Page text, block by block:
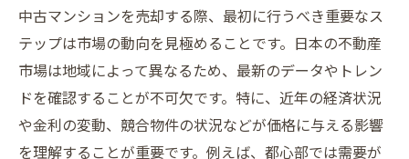
愛着のある住まいを高値で売却するための秘訣
スムーズな取引を目指して：効果的な交渉術
まとめ：中古マンション売却の成功を導く方法
中古マンションを売却する際、最初に行うべき重要なス
テップは市場の動向を見極めることです。日本の不動産
市場は地域によって異なるため、最新のデータやトレン
ドを確認することが不可欠です。特に、近年の経済状況
や金利の変動、競合物件の状況などが価格に与える影響
を理解することが重要です。例えば、都心部では需要が